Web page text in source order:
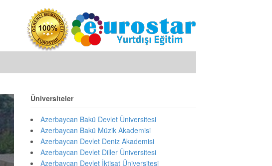
Üniversiteler
Azerbaycan Bakü Devlet Üniversitesi
Azerbaycan Bakü Müzik Akademisi
Azerbaycan Devlet Deniz Akademisi
Azerbaycan Devlet Diller Üniversitesi
Azerbaycan Devlet İktisat Üniversitesi